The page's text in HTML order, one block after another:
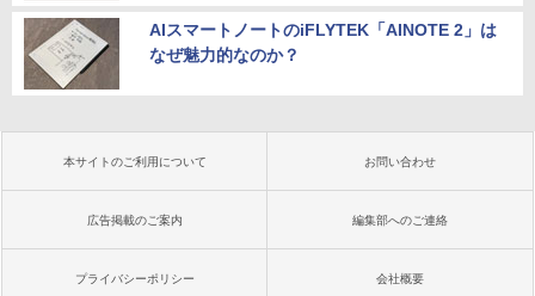
AIスマートノートのiFLYTEK「AINOTE 2」は
なぜ魅力的なのか？
本サイトのご利用について お問い合わせ
広告掲載のご案内 編集部へのご連絡
プライバシーポリシー 会社概要